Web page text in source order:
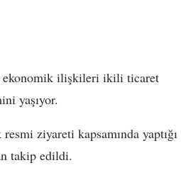
ekonomik ilişkileri ikili ticaret
yaşıyor.
ziyareti kapsamında yaptığı
takip edildi.